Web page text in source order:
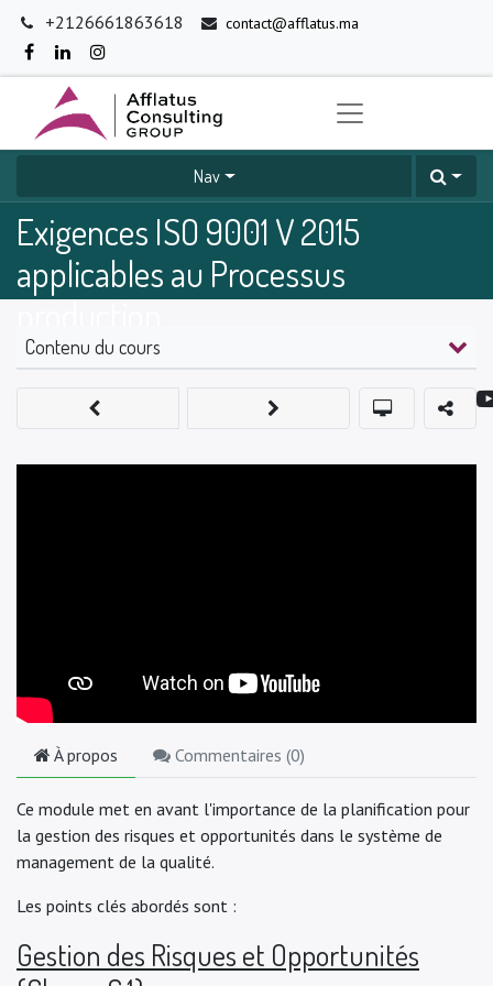
+2126661863618 contact@afflatus.ma
Nav
Exigences ISO 9001 V 2015
applicables au Processus
Contenu du cours
À propos Commentaires (0)
Ce module met en avant l'importance de la planification pour
la gestion des risques et opportunités dans le système de
management de la qualité.
Les points clés abordés sont :
Gestion des Risques et Opportunités